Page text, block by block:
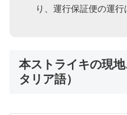
り、運行保証便の運行
本ストライキの現
タリア語）